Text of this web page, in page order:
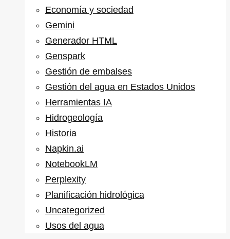
Economía y sociedad
Gemini
Generador HTML
Genspark
Gestión de embalses
Gestión del agua en Estados Unidos
Herramientas IA
Hidrogeología
Historia
Napkin.ai
NotebookLM
Perplexity
Planificación hidrológica
Uncategorized
Usos del agua